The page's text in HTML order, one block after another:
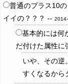
普通のプラス10
イイの？？？ --
基本的には何
だ付けた属性に
いや、その逆
すくなるから